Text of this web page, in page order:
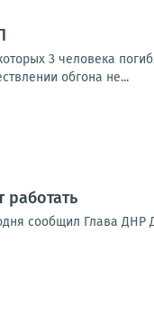
3 человека
обгона не...
работать
сообщил Глава ДНР